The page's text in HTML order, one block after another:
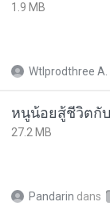
1.9 MB
Wtlprodthree A.
หนูน้อยสู้ชีวิตกั
27.2 MB
Pandarin dans